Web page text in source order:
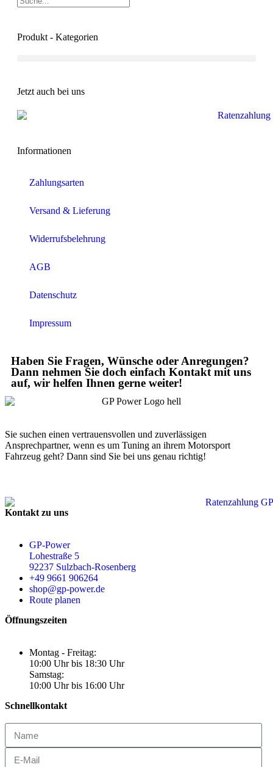
Produkt - Kategorien
Jetzt auch bei uns
Informationen
Zahlungsarten
Versand & Lieferung
Widerrufsbelehrung
AGB
Datenschutz
Impressum
Haben Sie Fragen, Wünsche oder Anregungen?
Dann nehmen Sie doch einfach Kontakt mit uns
auf, wir helfen Ihnen gerne weiter!
Sie suchen einen vertrauensvollen und zuverlässigen
Ansprechpartner, wenn es um Tuning an ihrem Motorsport
Fahrzeug geht? Dann sind Sie bei uns genau richtig!
Kontakt zu uns
GP-Power
Lohestraße 5
92237 Sulzbach-Rosenberg
+49 9661 906264
shop@gp-power.de
Route planen
Öffnungszeiten
Montag - Freitag:
10:00 Uhr bis 18:30 Uhr
Samstag:
10:00 Uhr bis 16:00 Uhr
Schnellkontakt